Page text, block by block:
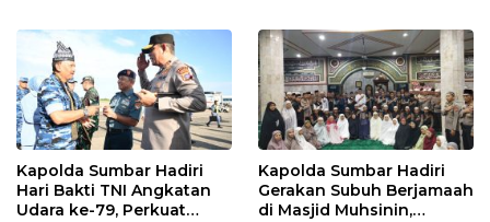
Pasbar Di Provinsi
Sumatera Utara
Kapolda Sumbar Hadiri
Hari Bakti TNI Angkatan
Udara ke-79, Perkuat
Kapolda Sumbar Hadiri
Gerakan Subuh Berjamaah
di Masjid Muhsinin,